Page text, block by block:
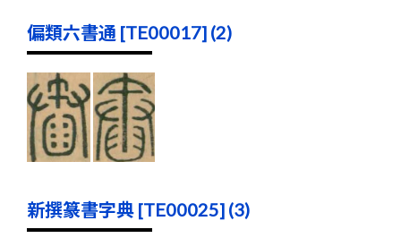
偏類六書通 [TE00017] (2)
新撰篆書字典 [TE00025] (3)